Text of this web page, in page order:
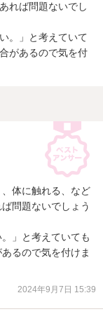
れば問題ないでし
。」と考えていて
があるので気を付
、体に触れる、など
問題ないでしょう
」と考えていても
るので気を付けま
2024年9月7日 15:39